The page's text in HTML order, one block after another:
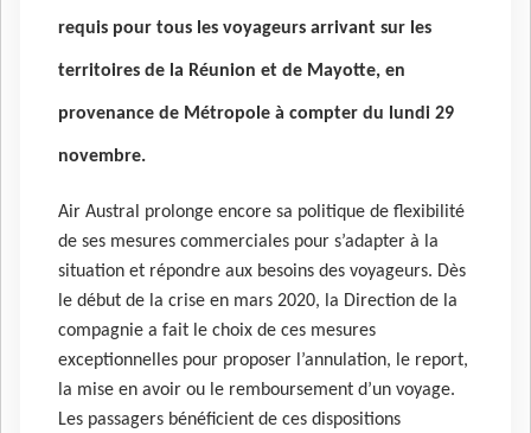
requis pour tous les voyageurs arrivant sur les
territoires de la Réunion et de Mayotte, en
provenance de Métropole à compter du lundi 29
novembre.
Air Austral prolonge encore sa politique de flexibilité
de ses mesures commerciales pour s’adapter à la
situation et répondre aux besoins des voyageurs. Dès
le début de la crise en mars 2020, la Direction de la
compagnie a fait le choix de ces mesures
exceptionnelles pour proposer l’annulation, le report,
la mise en avoir ou le remboursement d’un voyage.
Les passagers bénéficient de ces dispositions